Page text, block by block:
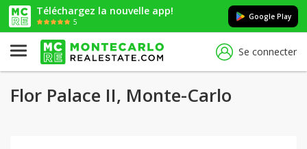
Téléchargez la nouvelle app!
5
Google Play
Se connecter
Flor Palace II, Monte-Carlo